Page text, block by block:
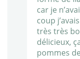
car je
coup
très très
délicieux,
pommes